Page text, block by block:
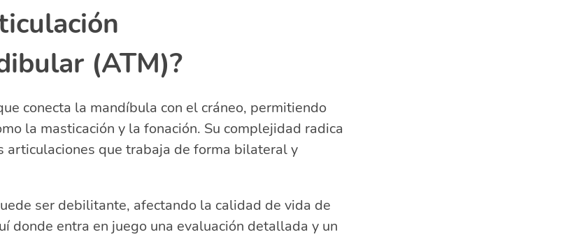
la ATM?
valora la articulación temporomandibular?
(ATM)?
conecta la mandíbula con el cráneo, permitiendo
la masticación y la fonación. Su complejidad radica
articulaciones que trabaja de forma bilateral y
ser debilitante, afectando la calidad de vida de
donde entra en juego una evaluación detallada y un